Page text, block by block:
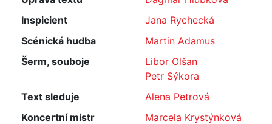
Inspicient
Jana Rychecká
Scénická hudba
Martin Adamus
Šerm, souboje
Libor Olšan
Petr Sýkora
Text sleduje
Alena Petrová
Koncertní mistr
Marcela Krystýnková